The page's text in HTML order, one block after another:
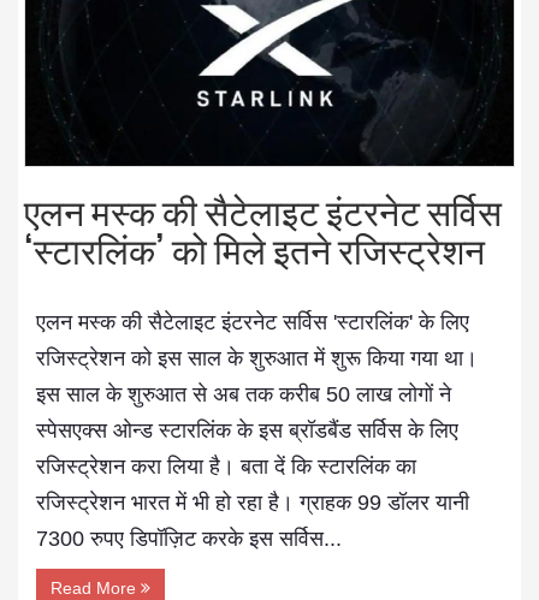
एलन मस्क की सैटेलाइट इंटरनेट सर्विस
‘स्टारलिंक’ को मिले इतने रजिस्ट्रेशन
एलन मस्क की सैटेलाइट इंटरनेट सर्विस 'स्टारलिंक' के लिए
रजिस्ट्रेशन को इस साल के शुरुआत में शुरू किया गया था।
इस साल के शुरुआत से अब तक करीब 50 लाख लोगों ने
स्पेसएक्स ओन्ड स्टारलिंक के इस ब्रॉडबैंड सर्विस के लिए
रजिस्ट्रेशन करा लिया है। बता दें कि स्टारलिंक का
रजिस्ट्रेशन भारत में भी हो रहा है। ग्राहक 99 डॉलर यानी
7300 रुपए डिपॉज़िट करके इस सर्विस...
Read More